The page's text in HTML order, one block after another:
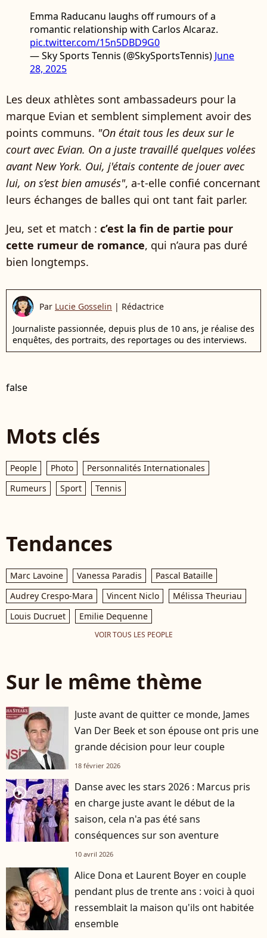
Emma Raducanu laughs off rumours of a
romantic relationship with Carlos Alcaraz.
pic.twitter.com/15n5DBD9G0
— Sky Sports Tennis (@SkySportsTennis) June
28, 2025
Les deux athlètes sont ambassadeurs pour la
marque Evian et semblent simplement avoir des
points communs. "On était tous les deux sur le
court avec Evian. On a juste travaillé quelques volées
avant New York. Oui, j'étais contente de jouer avec
lui, on s’est bien amusés", a-t-elle confié concernant
leurs échanges de balles qui ont tant fait parler.
Jeu, set et match : c’est la fin de partie pour
cette rumeur de romance, qui n’aura pas duré
bien longtemps.
Par Lucie Gosselin | Rédactrice
Journaliste passionnée, depuis plus de 10 ans, je réalise des
enquêtes, des portraits, des reportages ou des interviews.
false
Mots clés
People Photo
Personnalités Internationales
Rumeurs
Sport Tennis
Tendances
Marc Lavoine Vanessa Paradis
Pascal Bataille
Audrey Crespo-Mara
Vincent Niclo
Mélissa Theuriau
Louis Ducruet
Emilie Dequenne
VOIR TOUS LES PEOPLE
Sur le même thème
Juste avant de quitter ce monde, James
Van Der Beek et son épouse ont pris une
grande décision pour leur couple
18 février 2026
player2
Danse avec les stars 2026 : Marcus pris
en charge juste avant le début de la
saison, cela n'a pas été sans
conséquences sur son aventure
10 avril 2026
Alice Dona et Laurent Boyer en couple
pendant plus de trente ans : voici à quoi
ressemblait la maison qu'ils ont habitée
ensemble